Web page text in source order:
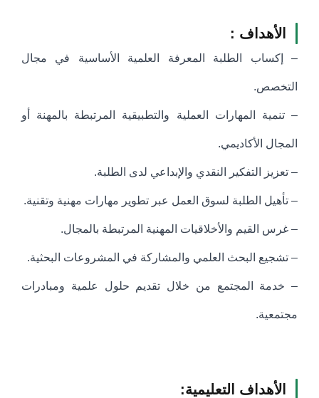
الأهداف :
– إكساب الطلبة المعرفة العلمية الأساسية في مجال
التخصص.
– تنمية المهارات العملية والتطبيقية المرتبطة بالمهنة أو
المجال الأكاديمي.
– تعزيز التفكير النقدي والإبداعي لدى الطلبة.
– تأهيل الطلبة لسوق العمل عبر تطوير مهارات مهنية وتقنية.
– غرس القيم والأخلاقيات المهنية المرتبطة بالمجال.
– تشجيع البحث العلمي والمشاركة في المشروعات البحثية.
– خدمة المجتمع من خلال تقديم حلول علمية ومبادرات
مجتمعية.
الأهداف التعليمية: